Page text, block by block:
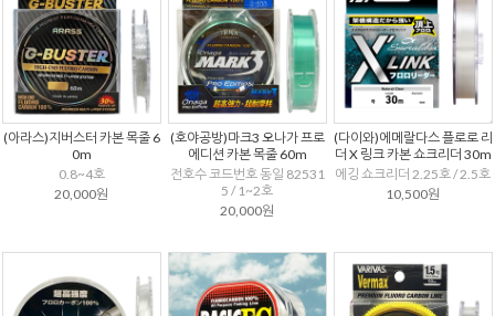
(아라스)지버스터 카본 목줄 6
0m
0.8~4호
20,000원
(호야공방)마크3 오나가 프로
에디션 카본 목줄 60m
전호수 코드번호 동일 82531
5 / 1~2호
20,000원
(다이와)에메랄다스 플로로 리
더 X 링크 카본 쇼크리더 30m
에깅 쇼크리더 2.25호 / 2.5호
10,500원